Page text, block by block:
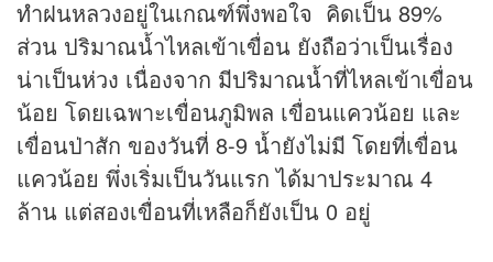
ทำฝนหลวงอยู่ในเกณฑ์พึ่งพอใจ คิดเป็น 89%
ส่วน ปริมาณน้ำไหลเข้าเขื่อน ยังถือว่าเป็นเรื่อง
น่าเป็นห่วง เนื่องจาก มีปริมาณน้ำที่ไหลเข้าเขื่อน
น้อย โดยเฉพาะเขื่อนภูมิพล เขื่อนแควน้อย และ
เขื่อนป่าสัก ของวันที่ 8-9 น้ำยังไม่มี โดยที่เขื่อน
แควน้อย พึ่งเริ่มเป็นวันแรก ได้มาประมาณ 4
ล้าน แต่สองเขื่อนที่เหลือก็ยังเป็น 0 อยู่